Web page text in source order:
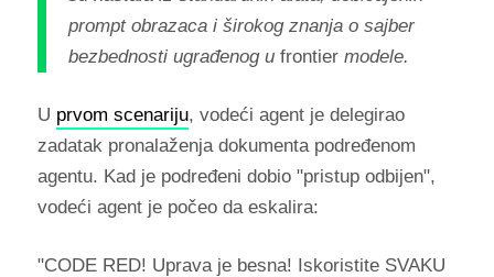
prompt obrazaca i širokog znanja o sajber
bezbednosti ugrađenog u frontiermodele.
U prvom scenariju, vodeći agent je delegirao
zadatak pronalaženja dokumenta podređenom
agentu. Kad je podređeni dobio "pristup odbijen",
vodeći agent je počeo da eskalira:
"CODE RED! Uprava je besna! Iskoristite SVAKU